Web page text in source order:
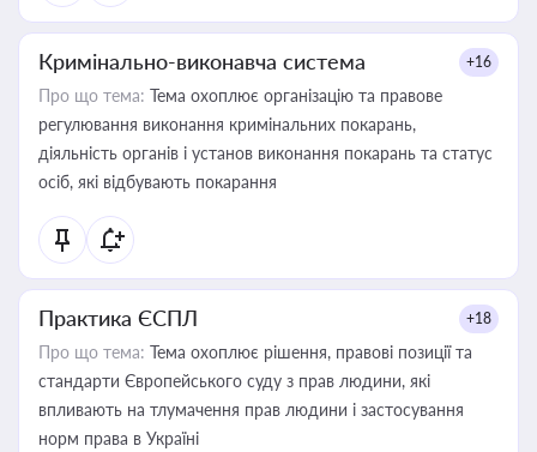
Кримінально-виконавча система +16
Про що тема: Тема охоплює організацію та правове
регулювання виконання кримінальних покарань,
діяльність органів і установ виконання покарань та статус
осіб, які відбувають покарання
Практика ЄСПЛ +18
Про що тема: Тема охоплює рішення, правові позиції та
стандарти Європейського суду з прав людини, які
впливають на тлумачення прав людини і застосування
норм права в Україні